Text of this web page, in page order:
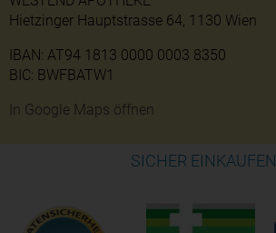
Hietzinger Hauptstrasse 64, 1130 Wien
IBAN: AT94 1813 0000 0003 8350
BIC: BWFBATW1
In Google Maps öffnen
SICHER EINKAUFEN